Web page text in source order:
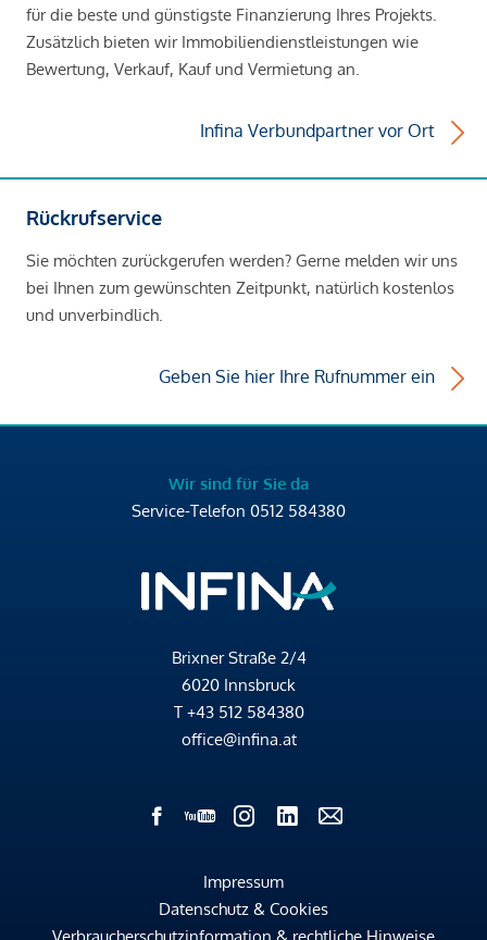
für die beste und günstigste Finanzierung Ihres Projekts.
Zusätzlich bieten wir Immobiliendienstleistungen wie
Bewertung, Verkauf, Kauf und Vermietung an.
Infina Verbundpartner vor Ort
Rückrufservice
Sie möchten zurückgerufen werden? Gerne melden wir uns
bei Ihnen zum gewünschten Zeitpunkt, natürlich kostenlos
und unverbindlich.
Geben Sie hier Ihre Rufnummer ein
Wir sind für Sie da
Service-Telefon 0512 584380
Brixner Straße 2/4
6020 Innsbruck
T +43 512 584380
office@infina.at
Impressum
Datenschutz & Cookies